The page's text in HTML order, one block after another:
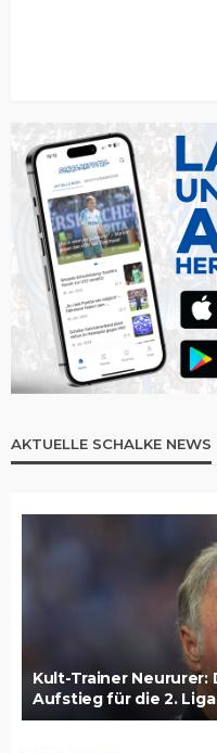
AKTUELLE SCHALKE NEWS
Kult-Trainer
Aufstieg für die 2. Liga